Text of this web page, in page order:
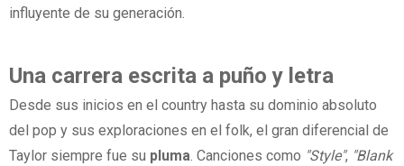
influyente de su generación.
Una carrera escrita a puño y letra
Desde sus inicios en el country hasta su dominio absoluto
del pop y sus exploraciones en el folk, el gran diferencial de
Taylor siempre fue su pluma. Canciones como "Style", "Blank